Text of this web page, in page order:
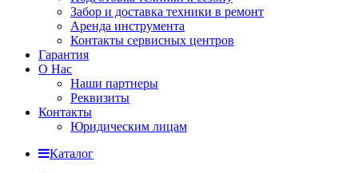
Забор и доставка техники в ремонт
Аренда инструмента
Контакты сервисных центров
Гарантия
О Нас
Наши партнеры
Реквизиты
Контакты
Юридическим лицам
Каталог